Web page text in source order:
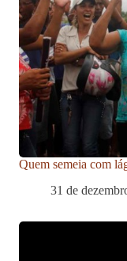
Quem semeia com
31 de